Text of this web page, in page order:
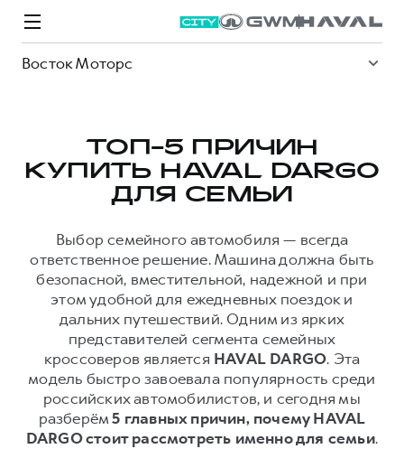
Восток Моторс
Модели
от 2 049 000 ₽
JOLION
от 2 049 000 ₽
Покупателям
Автомобили в наличии
Конфигуратор HAVAL
Аксессуары HAVAL
Каталоги и прайс-листы
Программа «HAVAL Защита+»
Тест-драйв
Владельцам
Все о сервисе
Запись на сервис
Моторное масло
Стоимость ТО
СЕРВИСНОЕ ОБСЛУЖИВАНИЕ
Спецпредложения
СПЕЦПРЕДЛОЖЕНИЯ
Покупателям
Владельцам
О дилере
О бренде
Новости
О GWM
ИНФОРМАЦИЯ О ДИЛЕРЕ
О дилере
ТОП-5 ПРИЧИН
КУПИТЬ HAVAL DARGO
ДЛЯ СЕМЬИ
Выбор семейного автомобиля — всегда
ответственное решение. Машина должна быть
безопасной, вместительной, надежной и при
этом удобной для ежедневных поездок и
дальних путешествий. Одним из ярких
представителей сегмента семейных
кроссоверов является HAVAL DARGO. Эта
модель быстро завоевала популярность среди
российских автомобилистов, и сегодня мы
разберём5 главных причин, почему HAVAL
DARGO стоит рассмотреть именно для семьи.